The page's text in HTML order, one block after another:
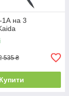
1А на 3
535 ₴
Купити